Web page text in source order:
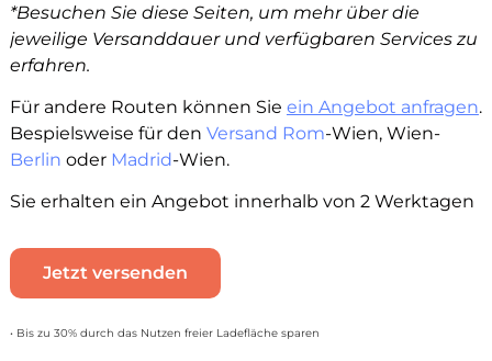
*Besuchen Sie diese Seiten, um mehr über die
jeweilige Versanddauer und verfügbaren Services zu
erfahren.
Für andere Routen können Sie ein Angebot anfragen.
Bespielsweise für den Versand Rom-Wien, Wien-
Berlin oder Madrid-Wien.
Sie erhalten ein Angebot innerhalb von 2 Werktagen
Jetzt versenden
• Bis zu 30% durch das Nutzen freier Ladefläche sparen